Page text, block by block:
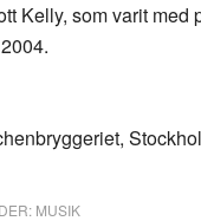
Kelly, som varit med
MUSIK